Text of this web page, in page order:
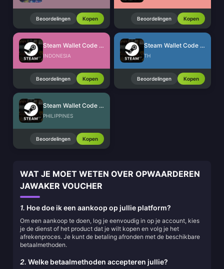
Beoordelingen Kopen Beoordelingen Kopen
Steam Wallet Code (IDR)
INDONESIA
Beoordelingen Kopen
Steam Wallet Code (THB)
TH
Beoordelingen Kopen
Steam Wallet Code (PHP)
PHILIPPINES
Beoordelingen Kopen
WAT JE MOET WETEN OVER OPWAARDEREN
JAWAKER VOUCHER
1. Hoe doe ik een aankoop op jullie platform?
Om een aankoop te doen, log je eenvoudig in op je account, kies
je de dienst of het product dat je wilt kopen en volg je het
afrekenproces. Je kunt de betaling afronden met de beschikbare
betaalmethoden.
2. Welke betaalmethoden accepteren jullie?